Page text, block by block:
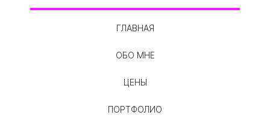
ГЛАВНАЯ
ОБО МНЕ
ЦЕНЫ
ПОРТФОЛИО